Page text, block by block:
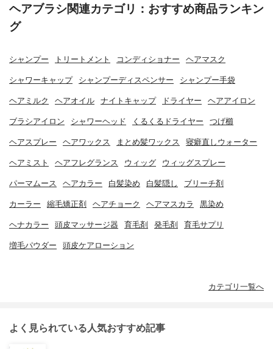
ヘアブラシ関連カテゴリ：おすすめ商品ランキン
グ
シャンプー トリートメント コンディショナー ヘアマスク
シャワーキャップ シャンプーディスペンサー シャンプー手袋
ヘアミルク ヘアオイル ナイトキャップ ドライヤー ヘアアイロン
ブラシアイロン シャワーヘッド くるくるドライヤー つげ櫛
ヘアスプレー ヘアワックス まとめ髪ワックス 寝癖直しウォーター
ヘアミスト ヘアフレグランス ウィッグ ウィッグスプレー
パーマムース ヘアカラー 白髪染め 白髪隠し ブリーチ剤
カーラー 縮毛矯正剤 ヘアチョーク ヘアマスカラ 黒染め
ヘナカラー 頭皮マッサージ器 育毛剤 発毛剤 育毛サプリ
増毛パウダー 頭皮ケアローション
カテゴリ一覧へ
よく見られている人気おすすめ記事